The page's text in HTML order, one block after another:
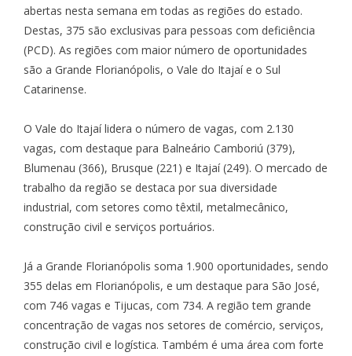
abertas nesta semana em todas as regiões do estado.
Destas, 375 são exclusivas para pessoas com deficiência
(PCD). As regiões com maior número de oportunidades
são a Grande Florianópolis, o Vale do Itajaí e o Sul
Catarinense.
O Vale do Itajaí lidera o número de vagas, com 2.130
vagas, com destaque para Balneário Camboriú (379),
Blumenau (366), Brusque (221) e Itajaí (249). O mercado de
trabalho da região se destaca por sua diversidade
industrial, com setores como têxtil, metalmecânico,
construção civil e serviços portuários.
Já a Grande Florianópolis soma 1.900 oportunidades, sendo
355 delas em Florianópolis, e um destaque para São José,
com 746 vagas e Tijucas, com 734. A região tem grande
concentração de vagas nos setores de comércio, serviços,
construção civil e logística. Também é uma área com forte